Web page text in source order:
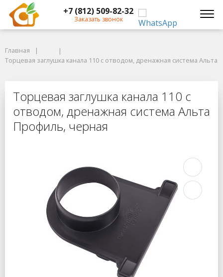
+7 (812) 509-82-32
Заказать звонок
Торцевая заглушка канала 110 с отводом, дренажная система Альта
Торцевая заглушка канала 110 с
Главная
Торцевая заглушка канала 110 с отводом, дренажная система Альта
Торцевая заглушка канала 110 с
отводом, дренажная система Альта
Профиль, черная